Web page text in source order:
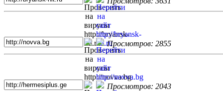
Просмотров: 2855
Просмотров: 2043